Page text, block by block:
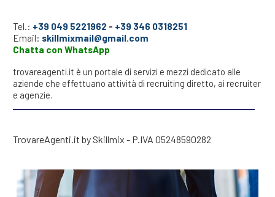
Tel.: +39 049 5221962 - +39 346 0318251
Email: skillmixmail@gmail.com
Chatta con WhatsApp
trovareagenti.it è un portale di servizi e mezzi dedicato alle
aziende che effettuano attività di recruiting diretto, ai recruiter
e agenzie.
TrovareAgenti.it by Skillmix - P.IVA 05248590282